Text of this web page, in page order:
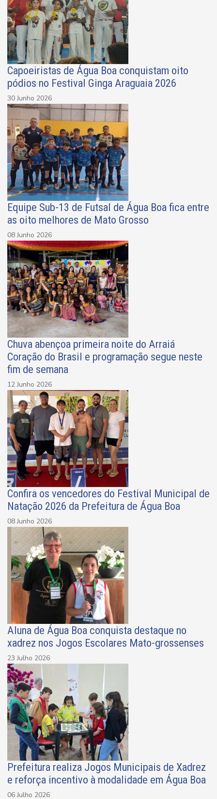
Capoeiristas de Água Boa conquistam oito
pódios no Festival Ginga Araguaia 2026
30 Junho 2026
Equipe Sub-13 de Futsal de Água Boa fica entre
as oito melhores de Mato Grosso
08 Junho 2026
Chuva abençoa primeira noite do Arraiá
Coração do Brasil e programação segue neste
fim de semana
12 Junho 2026
Confira os vencedores do Festival Municipal de
Natação 2026 da Prefeitura de Água Boa
08 Junho 2026
Aluna de Água Boa conquista destaque no
xadrez nos Jogos Escolares Mato-grossenses
23 Julho 2026
Prefeitura realiza Jogos Municipais de Xadrez
e reforça incentivo à modalidade em Água Boa
06 Julho 2026